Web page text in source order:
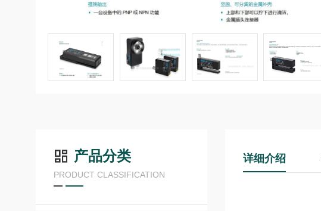
产品分类
PRODUCT CLASSIFICATION
详细介绍